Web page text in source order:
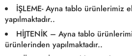
İŞLEME- Ayna tablo ürünlerimiz
yapılmaktadır..
HİJTENİK – Ayna tablo
ürünlerinden yapılmaktadır..